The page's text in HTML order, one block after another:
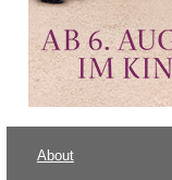
About